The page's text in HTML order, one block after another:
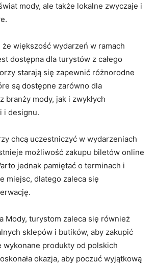
mody, ale także lokalne ⁣zwyczaje i
​że większość wydarzeń w ramach
dostępna dla turystów z całego
starają się zapewnić różnorodne
są dostępne zarówno dla
branży mody, jak i zwykłych
i designu.
chcą uczestniczyć‍ w wydarzeniach
możliwość zakupu biletów online
jednak pamiętać o terminach i
miejsc, dlatego zaleca się
Mody, turystom zaleca się również
sklepów i‌ butików, aby zakupić
wykonane produkty‌ od polskich
okazja, aby poczuć⁤ wyjątkową